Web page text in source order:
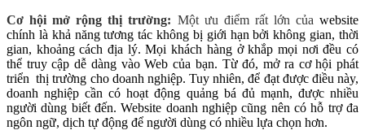
Cơ hội mở rộng thị trường: Một ưu điểm rất lớn củawebsite
chính là khả năng tương tác không bị giới hạn bởi không gian, thời
gian, khoảng cách địa lý. Mọi khách hàng ở khắp mọi nơi đều có
thể truy cập dễ dàng vào Web của bạn. Từ đó, mở ra cơ hội phát
triển thị trường cho doanh nghiệp. Tuy nhiên, để đạt được điều này,
doanh nghiệp cần có hoạt động quảng bá đủ mạnh, được nhiều
người dùng biết đến. Website doanh nghiệp cũng nên có hỗ trợ đa
ngôn ngữ, dịch tự động để người dùng có nhiều lựa chọn hơn.